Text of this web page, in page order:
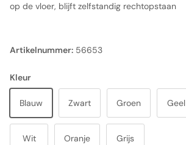
op de vloer, blijft zelfstandig rechtopstaan
Artikelnummer: 56653
Kleur
Blauw Zwart Groen Geel
Wit Oranje Grijs